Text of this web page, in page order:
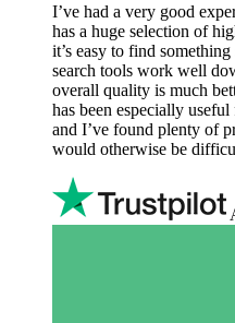
I’ve had a very good
has a huge selection of
it’s easy to find
search tools work well
overall quality is much
has been especially
and I’ve found plenty of
would otherwise be